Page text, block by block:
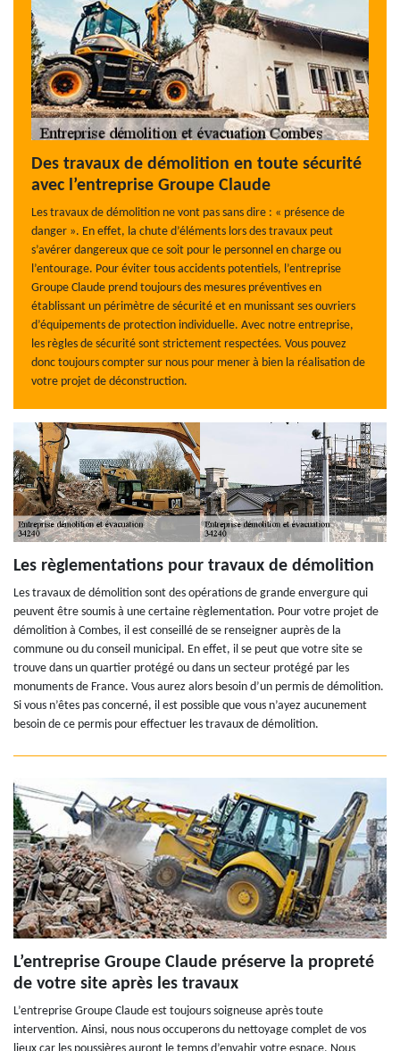
Des travaux de démolition en toute sécurité
avec l’entreprise Groupe Claude
Les travaux de démolition ne vont pas sans dire : « présence de
danger ». En effet, la chute d’éléments lors des travaux peut
s’avérer dangereux que ce soit pour le personnel en charge ou
l’entourage. Pour éviter tous accidents potentiels, l’entreprise
Groupe Claude prend toujours des mesures préventives en
établissant un périmètre de sécurité et en munissant ses ouvriers
d’équipements de protection individuelle. Avec notre entreprise,
les règles de sécurité sont strictement respectées. Vous pouvez
donc toujours compter sur nous pour mener à bien la réalisation de
votre projet de déconstruction.
Les règlementations pour travaux de démolition
Les travaux de démolition sont des opérations de grande envergure qui
peuvent être soumis à une certaine règlementation. Pour votre projet de
démolition à Combes, il est conseillé de se renseigner auprès de la
commune ou du conseil municipal. En effet, il se peut que votre site se
trouve dans un quartier protégé ou dans un secteur protégé par les
monuments de France. Vous aurez alors besoin d’un permis de démolition.
Si vous n’êtes pas concerné, il est possible que vous n’ayez aucunement
besoin de ce permis pour effectuer les travaux de démolition.
L’entreprise Groupe Claude préserve la propreté
de votre site après les travaux
L’entreprise Groupe Claude est toujours soigneuse après toute
intervention. Ainsi, nous nous occuperons du nettoyage complet de vos